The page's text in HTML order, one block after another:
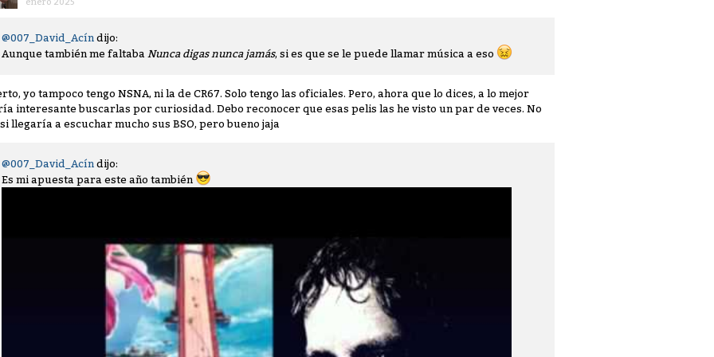
@007_David_Acín dijo:
Aunque también me faltaba Nunca digas nunca jamás, si es que se le puede llamar música a eso
yo tampoco tengo NSNA, ni la de CR67. Solo tengo las oficiales. Pero, ahora que lo dices, a lo mejor
interesante buscarlas por curiosidad. Debo reconocer que esas pelis las he visto un par de veces. No
llegaría a escuchar mucho sus BSO, pero bueno jaja
@007_David_Acín dijo:
Es mi apuesta para este año también